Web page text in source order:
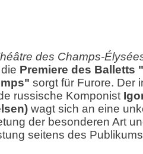
des Champs-
Premiere des Balletts
sorgt für Furore. Der
russische Komponist
wagt sich an eine
der besonderen Art
seitens des